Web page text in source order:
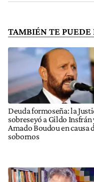
TAMBIÉN TE PUEDE
Deuda formoseña: la
sobreseyó a Gildo Insfrán
Amado Boudou en causa
sobornos